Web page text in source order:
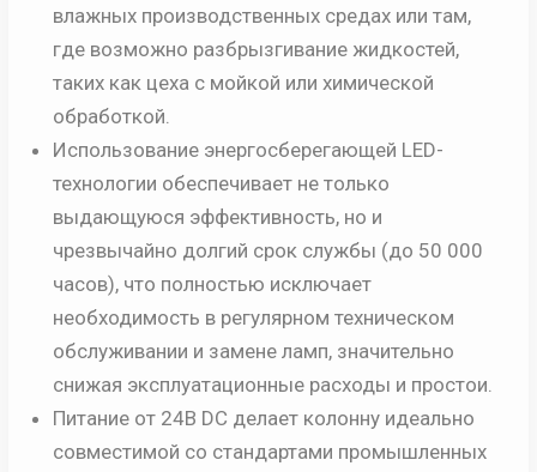
влажных производственных средах или там,
где возможно разбрызгивание жидкостей,
таких как цеха с мойкой или химической
обработкой.
Использование энергосберегающей LED-
технологии обеспечивает не только
выдающуюся эффективность, но и
чрезвычайно долгий срок службы (до 50 000
часов), что полностью исключает
необходимость в регулярном техническом
обслуживании и замене ламп, значительно
снижая эксплуатационные расходы и простои.
Питание от 24В DC делает колонну идеально
совместимой со стандартами промышленных